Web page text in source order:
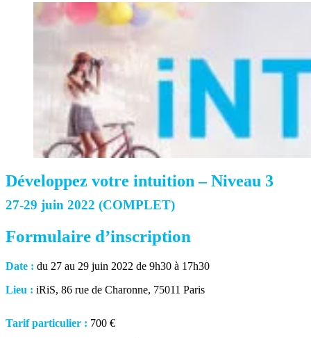
Développez votre intuition – Niveau 3
27-29 juin 2022 (COMPLET)
Formulaire d’inscription
Date : du 27 au 29 juin 2022 de 9h30 à 17h30
Lieu : iRiS, 86 rue de Charonne, 75011 Paris
Tarif particulier : 700 €